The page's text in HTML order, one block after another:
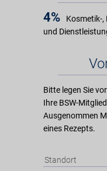
4%
Kosmetik-,
und
Bitte legen Sie
Ihre BSW-
Ausgenommen
eines Rezepts.
Standort